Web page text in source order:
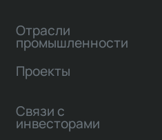
Отрасли
промышленности
Проекты
Связи с
инвесторами